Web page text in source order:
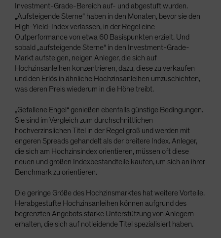
Investment-Grade-Bereich auf- und abgestuft wurden.
„Aufsteigende Sterne“ haben in den Monaten, bevor sie den
High-Yield-Index verlassen, in der Regel eine
Outperformance von etwa 60 Basispunkten erzielt. Und
sobald „aufsteigende Sterne“ in den Investment-Grade-
Markt aufsteigen, neigen Anleger, die sich auf
Hochzinsanleihen konzentrieren, dazu, diese zu verkaufen
und den Erlös in ähnliche Hochzinsanleihen umzuschichten,
was deren Preis wiederum in die Höhe treibt.
„Gefallene Engel“ genießen ebenfalls günstige Bedingungen.
Sie sind im Vergleich zum durchschnittlichen
hochverzinslichen Titel in der Regel groß und werden mit
engeren Spreads gehandelt als der breitere Index. Anleger,
die sich am Hochzinsindex orientieren, müssen oft diese
neuen und großen Indexbestandteile kaufen, um sich an ihrer
Benchmark zu orientieren.
Die geringe Größe des Hochzinsmarktes hat weitere Vorteile.
Herabgestufte Hochzinsanleihen können aufgrund des
begrenzten Angebots starke Unterstützung von Anlegern
erhalten, die sich auf notleidende Titel spezialisiert haben.